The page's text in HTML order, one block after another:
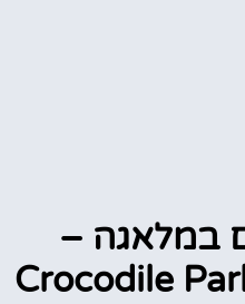
במלאגה –
Crocodile